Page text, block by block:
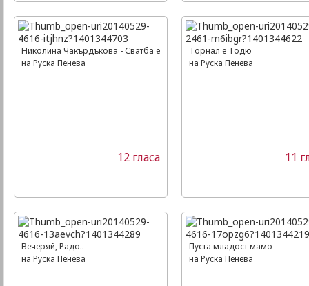
Николина Чакърдъкова - Сватба е
на Руска Пенева
12 гласа
Торнал е Тодю
на Руска Пенева
11
Вечеряй, Радо..
на Руска Пенева
Пуста младост мамо
на Руска Пенева